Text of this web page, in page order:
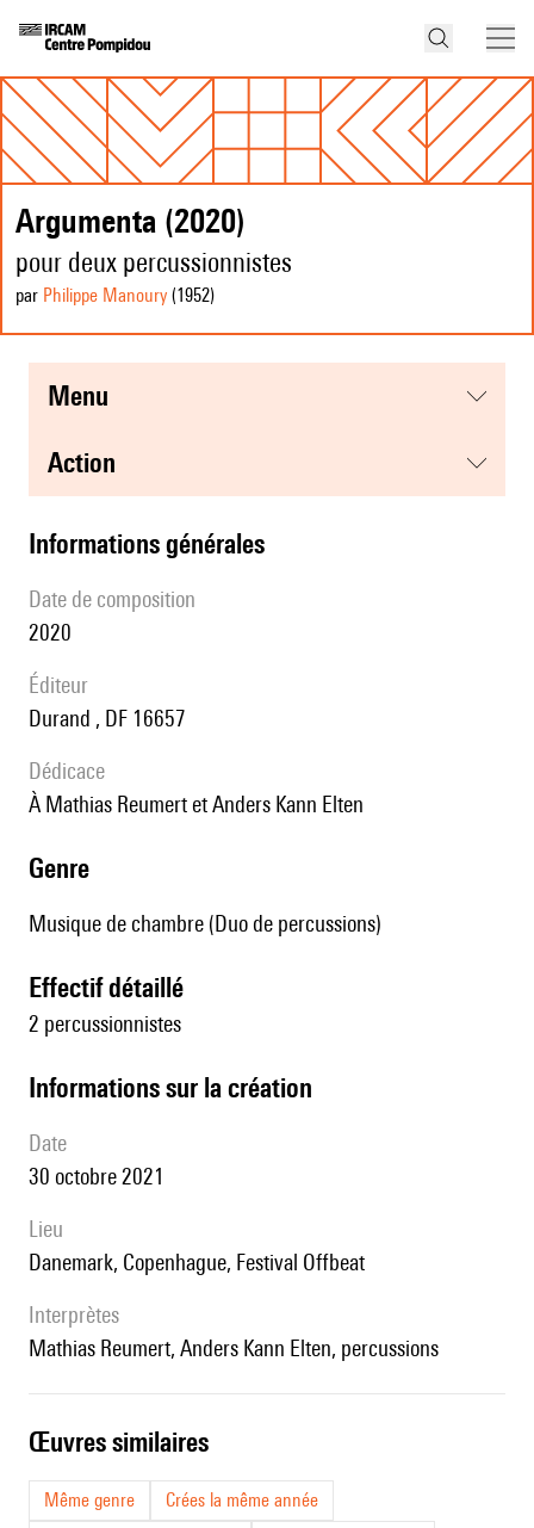
Argumenta (2020)
pour deux percussionnistes
par Philippe Manoury (1952)
menu
action
informations générales
date de composition
2020
éditeur
Durand , DF 16657
Dédicace
à Mathias Reumert et Anders Kann Elten
genre
Musique de chambre (Duo de percussions)
effectif détaillé
2 percussionnistes
informations sur la création
date
30 octobre 2021
lieu
Danemark, Copenhague, Festival Offbeat
interprètes
Mathias Reumert, Anders Kann Elten, percussions
œuvres similaires
Même genre
Crées la même année